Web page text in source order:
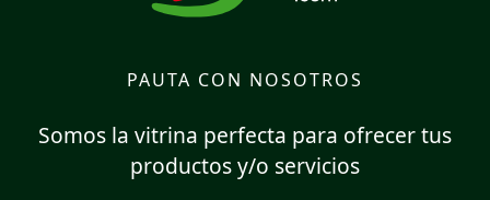
PAUTA CON NOSOTROS
Somos la vitrina perfecta para ofrecer tus
productos y/o servicios